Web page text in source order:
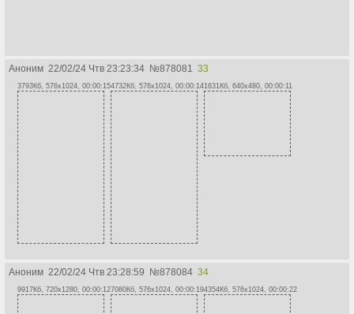
Аноним 22/02/24 Чтв 23:23:34 №878081 33
3793Кб, 576x1024, 00:00:154732Кб, 576x1024, 00:00:141631Кб, 640x480, 00:00:11
Аноним 22/02/24 Чтв 23:28:59 №878084 34
9917Кб, 720x1280, 00:00:127080Кб, 576x1024, 00:00:194354Кб, 576x1024, 00:00:22